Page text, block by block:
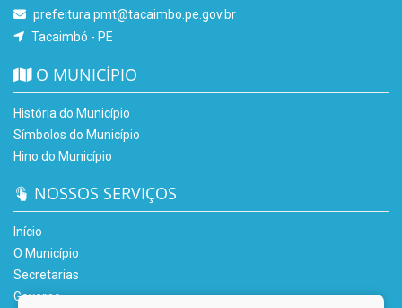
prefeitura.pmt@tacaimbo.pe.gov.br
Tacaimbó - PE
O MUNICÍPIO
História do Município
Símbolos do Município
Hino do Município
NOSSOS SERVIÇOS
Início
O Município
Secretarias
Governo